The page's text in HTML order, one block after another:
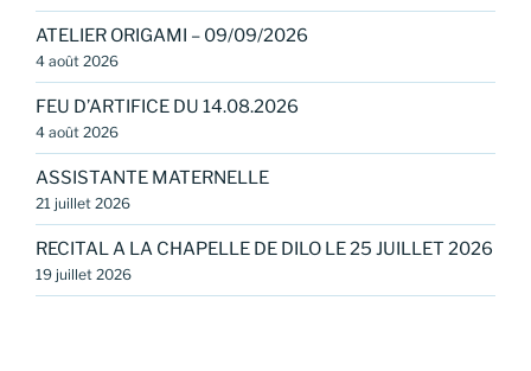
ATELIER ORIGAMI – 09/09/2026
4 août 2026
FEU D’ARTIFICE DU 14.08.2026
4 août 2026
ASSISTANTE MATERNELLE
21 juillet 2026
RECITAL A LA CHAPELLE DE DILO LE 25 JUILLET 2026
19 juillet 2026